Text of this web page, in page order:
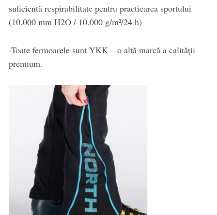
suficientă respirabilitate pentru practicarea sportului
(10.000 mm H2O / 10.000 g/m²/24 h)
-Toate fermoarele sunt YKK – o altă marcă a calității
premium.